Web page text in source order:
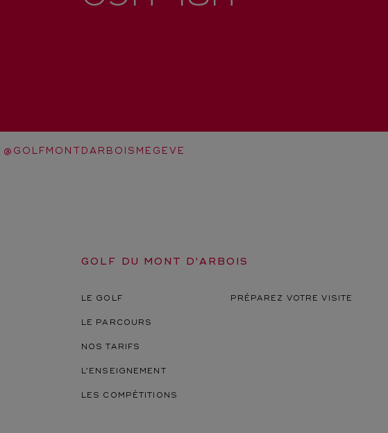
@GOLFMONTDARBOISMEGEVE
GOLF DU MONT D'ARBOIS
LE GOLF
LE PARCOURS
NOS TARIFS
L’ENSEIGNEMENT
LES COMPÉTITIONS
PRÉPAREZ VOTRE VISITE